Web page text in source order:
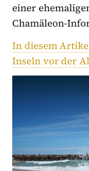
einer
Chamäleon-
In diesem
Inseln vor der